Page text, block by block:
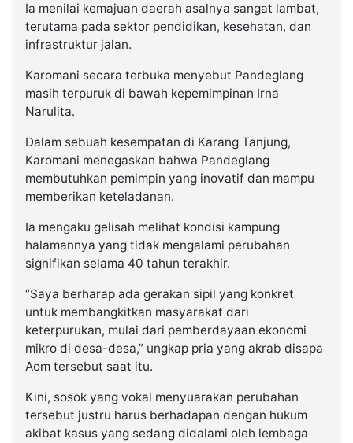
Ia menilai kemajuan daerah asalnya sangat lambat,
terutama pada sektor pendidikan, kesehatan, dan
infrastruktur jalan.
Karomani secara terbuka menyebut Pandeglang
masih terpuruk di bawah kepemimpinan Irna
Narulita.
Dalam sebuah kesempatan di Karang Tanjung,
Karomani menegaskan bahwa Pandeglang
membutuhkan pemimpin yang inovatif dan mampu
memberikan keteladanan.
Ia mengaku gelisah melihat kondisi kampung
halamannya yang tidak mengalami perubahan
signifikan selama 40 tahun terakhir.
“Saya berharap ada gerakan sipil yang konkret
untuk membangkitkan masyarakat dari
keterpurukan, mulai dari pemberdayaan ekonomi
mikro di desa-desa,” ungkap pria yang akrab disapa
Aom tersebut saat itu.
Kini, sosok yang vokal menyuarakan perubahan
tersebut justru harus berhadapan dengan hukum
akibat kasus yang sedang didalami oleh lembaga